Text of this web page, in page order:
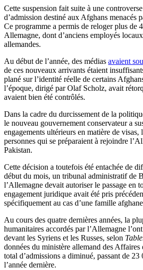
Cette suspension fait suite à une
d’admission destiné aux Afghans menacés
Ce programme a permis de reloger plus de
Allemagne, dont d’anciens employés
allemandes.
Au début de l’année, des médias avaient
de ces nouveaux arrivants étaient
plané sur l’identité réelle de certains
l’époque, dirigé par Olaf Scholz, avait
avaient bien été contrôlés.
Dans la cadre du durcissement de la
le nouveau gouvernement conservateur a
engagements ultérieurs en matière de visas,
personnes qui se préparaient à rejoindre
Pakistan.
Cette décision a toutefois été entachée de
début du mois, un tribunal administratif de
l’Allemagne devait autoriser le passage en
engagement juridique avait été pris
spécifiquement au cas d’une famille
Au cours des quatre dernières années, la
humanitaires accordés par l’Allemagne
devant les Syriens et les Russes, selon
données du ministère allemand des Affaires
total d’admissions a diminué, passant de
l’année dernière.